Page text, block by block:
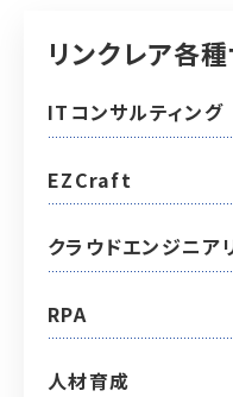
リンクレア各
ITコンサルティング
EZCraft
クラウドエンジニア
RPA
人材育成